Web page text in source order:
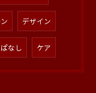
デザイン
なし ケア